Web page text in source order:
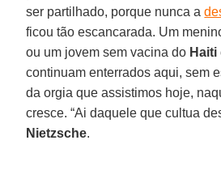
ser partilhado, porque nunca a
ficou tão escancarada. Um
ou um jovem sem vacina do Haiti
continuam enterrados aqui, sem
da orgia que assistimos hoje,
cresce. “Ai daquele que cultua
Nietzsche.